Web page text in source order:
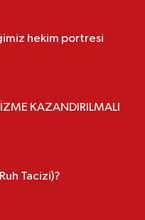
hekim portresi
KAZANDIRILMALI
Tacizi)?